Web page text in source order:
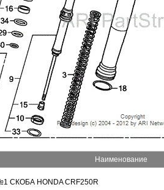
Наименование
СКОБА HONDA CRF250R